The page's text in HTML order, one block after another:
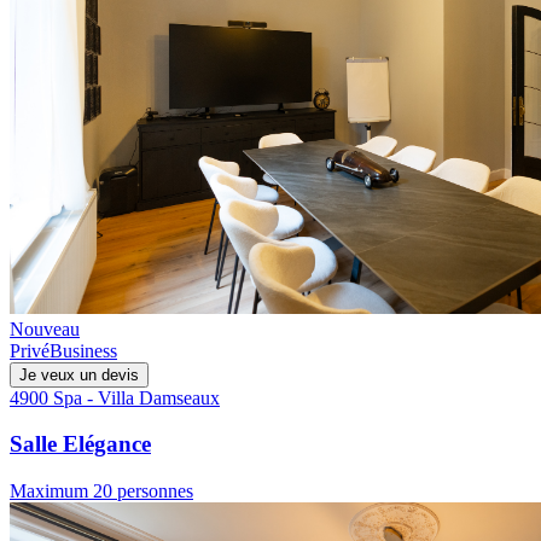
Nouveau
PrivéBusiness
Je veux un devis
4900 Spa - Villa Damseaux
Salle Elégance
Maximum 20 personnes